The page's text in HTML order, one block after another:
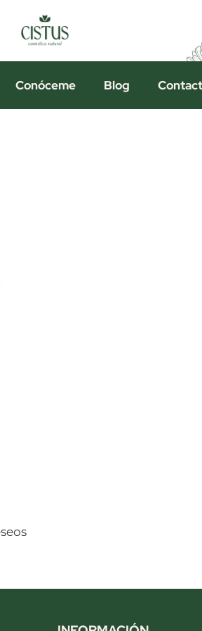
Conóceme Blog